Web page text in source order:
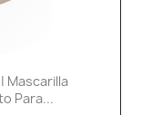
Mascarilla
Para...